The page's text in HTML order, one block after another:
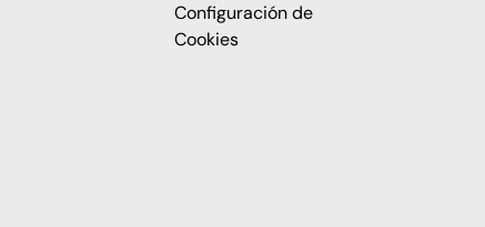
Configuración de
Cookies